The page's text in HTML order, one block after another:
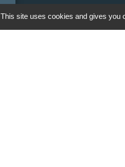
This site uses cookies and gives you